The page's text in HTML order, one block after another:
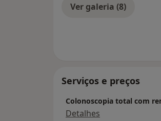
Ver galeria (8)
Serviços e preços
Colonoscopia total com
Detalhes